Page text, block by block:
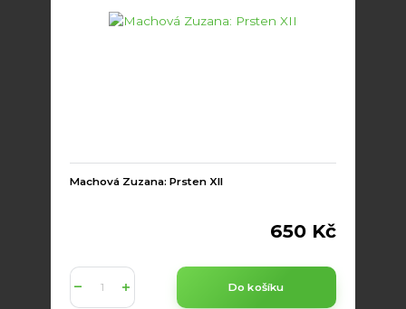
Machová Zuzana: Prsten XII
650 Kč
Do košíku